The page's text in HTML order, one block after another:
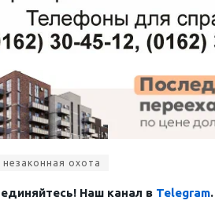
незаконная охота
Наш канал в Telegram.